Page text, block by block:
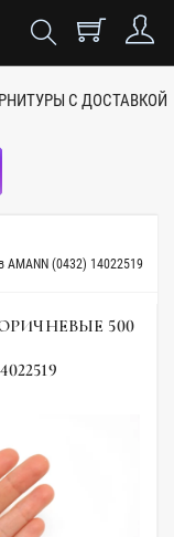
С ДОСТАВКОЙ
AMANN (0432) 14022519
500